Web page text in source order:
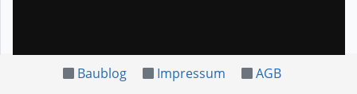
Baublog Impressum AGB